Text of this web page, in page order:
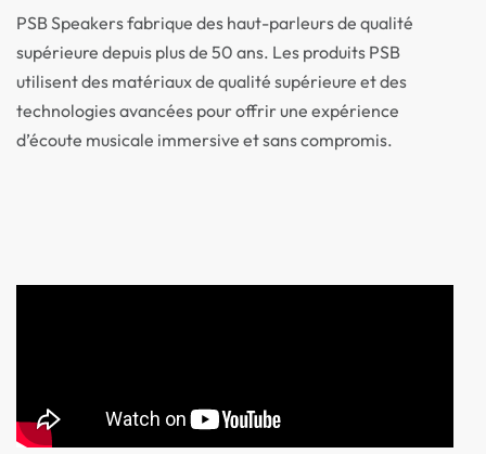
PSB Speakers fabrique des haut-parleurs de qualité
supérieure depuis plus de 50 ans. Les produits PSB
utilisent des matériaux de qualité supérieure et des
technologies avancées pour offrir une expérience
d’écoute musicale immersive et sans compromis.